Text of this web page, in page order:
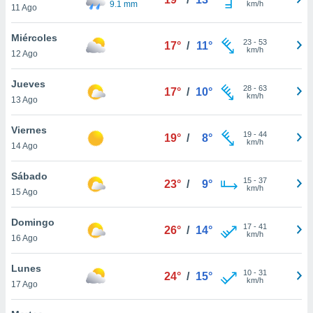
más
nuestra
y
disponible
cookies
aceptar
11 Ago
9.1 mm
km/h
Miércoles
12 Ago
17° / 11° 23- 53
km/h
Jueves
13 Ago
17° / 10° 28- 63
km/h
Viernes
14 Ago
19° / 8° 19- 44
km/h
Sábado
15 Ago
23° / 9° 15- 37
km/h
Domingo
16 Ago
26° / 14° 17- 41
km/h
Lunes
17 Ago
24° / 15° 10- 31
km/h